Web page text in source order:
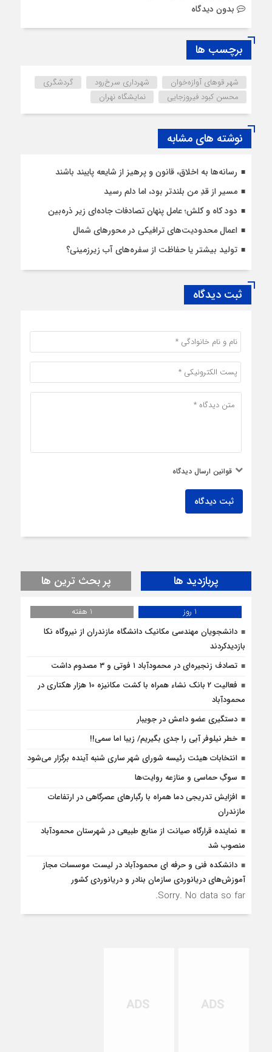
بدون دیدگاه
برچسب ها
شهر قوهای آوازه‌خوان شهرداری سرخ‌رود
گردشگری
محسن کبود فیروزجایی
نمایشگاه نهران
نوشته های مشابه
رسانه‌ها به اخلاق، قانون و پرهیز از شایعه پایبند باشند
مسیر از قدِ من بلندتر بود، اما دلم رسید
دود کاه و کلش؛ عامل پنهان تصادفات جاده‌ای زیر ذره‌بین
اعمال محدودیت‌‌های ترافیکی در محورهای شمال
تولید بیشتر یا حفاظت از سفره‌های آب زیرزمینی؟
ثبت دیدگاه
قوانین ارسال دیدگاه
ثبت دیدگاه
پربازدید ها پر بحث ترین ها
1 روز
1 هفته
دانشجویان مهندسی مکانیک دانشگاه مازندران از نيروگاه نکا
بازديدكردند
تصادف زنجیره‌ای در محمودآباد ۱ فوتی و ۳ مصدوم داشت
فعالیت 2 بانک نشاء همراه با کشت مکانیزه 10 هزار هکتاری در
محمودآباد
دستگیری عضو داعش در جویبار
خطر نیلوفر آبی را جدی بگیریم/ زیبا اما سمی!!
انتخابات هیئت رئیسه شورای شهر ساری شنبه آینده برگزار می‌شود
سوگِ حماسی و منازعه روایت‌ها
افزایش تدریجی دما همراه با رگبارهای عصرگاهی در ارتفاعات
مازندران
نماینده قرارگاه صیانت از منابع طبیعی در شهرستان محمودآباد
منصوب شد
دانشکده فنی و حرفه ای محمودآباد در لیست موسسات مجاز
آموزش‌های دریانوردی سازمان بنادر و دریانوردی کشور
Sorry. No data so far.